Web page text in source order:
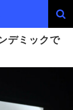
デミックで